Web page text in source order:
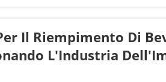
Il Riempimento Di
L'Industria